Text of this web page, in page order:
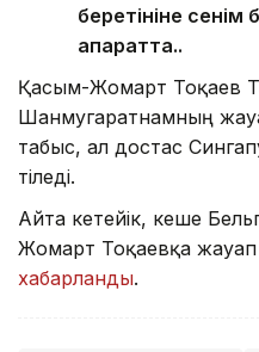
беретініне сенім
ақпаратта..
Қасым-Жомарт Тоқаев
Шанмугаратнамның
табыс, ал достас
тіледі.
Айта кетейік, кеше
Жомарт Тоқаевқа
хабарланды.